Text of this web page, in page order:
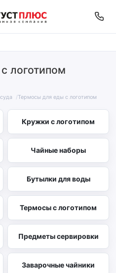
логотипом
Термосы для еды с логотипом
Кружки с логотипом
Чайные наборы
Бутылки для воды
Термосы с логотипом
Предметы сервировки
Заварочные чайники